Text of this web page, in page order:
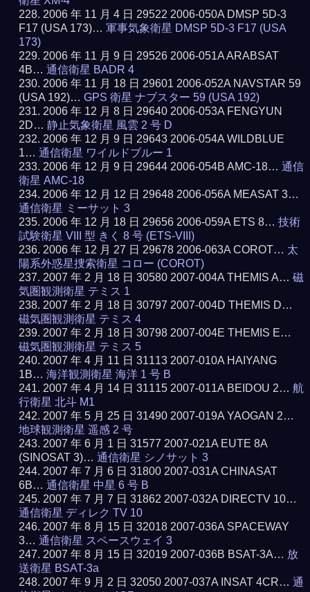
2006 年 11 月 4 日 29522 2006-050A DMSP 5D-3
F17 (USA 173)…軍事気象衛星 DMSP 5D-3 F17 (USA
173)
2006 年 11 月 9 日 29526 2006-051A ARABSAT
4B…通信衛星 BADR 4
2006 年 11 月 18 日 29601 2006-052A NAVSTAR 59
(USA 192)…GPS 衛星 ナブスター 59 (USA 192)
2006 年 12 月 8 日 29640 2006-053A FENGYUN
2D…静止気象衛星 風雲 2 号 D
2006 年 12 月 9 日 29643 2006-054A WILDBLUE
1…通信衛星 ワイルドブルー 1
2006 年 12 月 9 日 29644 2006-054B AMC-18…通信
衛星 AMC-18
2006 年 12 月 12 日 29648 2006-056A MEASAT 3…
通信衛星 ミーサット 3
2006 年 12 月 18 日 29656 2006-059A ETS 8…技術
試験衛星 VIII 型 きく 8 号 (ETS-VIII)
2006 年 12 月 27 日 29678 2006-063A COROT… 太
陽系外惑星捜索衛星 コロー (COROT)
2007 年 2 月 18 日 30580 2007-004A THEMIS A…磁
気圏観測衛星 テミス 1
2007 年 2 月 18 日 30797 2007-004D THEMIS D…
磁気圏観測衛星 テミス 4
2007 年 2 月 18 日 30798 2007-004E THEMIS E…
磁気圏観測衛星 テミス 5
2007 年 4 月 11 日 31113 2007-010A HAIYANG
1B…海洋観測衛星 海洋 1 号 B
2007 年 4 月 14 日 31115 2007-011A BEIDOU 2…航
行衛星 北斗 M1
2007 年 5 月 25 日 31490 2007-019A YAOGAN 2…
地球観測衛星 遥感 2 号
2007 年 6 月 1 日 31577 2007-021A EUTE 8A
(SINOSAT 3)…通信衛星 シノサット 3
2007 年 7 月 6 日 31800 2007-031A CHINASAT
6B…通信衛星 中星 6 号 B
2007 年 7 月 7 日 31862 2007-032A DIRECTV 10…
通信衛星 ディレク TV 10
2007 年 8 月 15 日 32018 2007-036A SPACEWAY
3…通信衛星 スペースウェイ 3
2007 年 8 月 15 日 32019 2007-036B BSAT-3A… 放
送衛星 BSAT-3a
2007 年 9 月 2 日 32050 2007-037A INSAT 4CR…通